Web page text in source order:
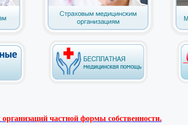
частной формы собственности.